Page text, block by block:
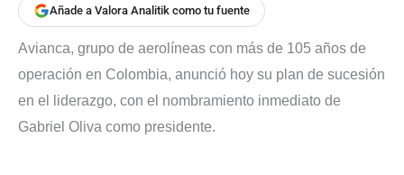
Añade a Valora Analitik como tu fuente
Avianca, grupo de aerolíneas con más de 105 años de
operación en Colombia, anunció hoy su plan de sucesión
en el liderazgo, con el nombramiento inmediato de
Gabriel Oliva como presidente.